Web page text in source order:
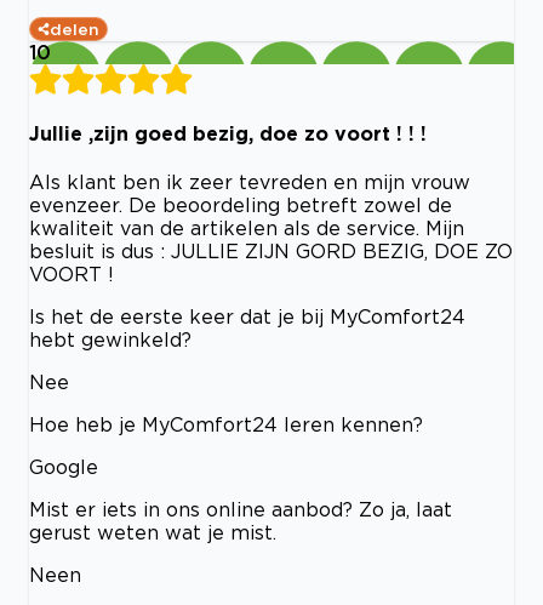
delen
10
Jullie ,zijn goed bezig, doe zo voort ! ! !
Als klant ben ik zeer tevreden en mijn vrouw
evenzeer. De beoordeling betreft zowel de
kwaliteit van de artikelen als de service. Mijn
besluit is dus : JULLIE ZIJN GORD BEZIG, DOE ZO
VOORT !
Is het de eerste keer dat je bij MyComfort24
hebt gewinkeld?
Nee
Hoe heb je MyComfort24 leren kennen?
Google
Mist er iets in ons online aanbod? Zo ja, laat
gerust weten wat je mist.
Neen